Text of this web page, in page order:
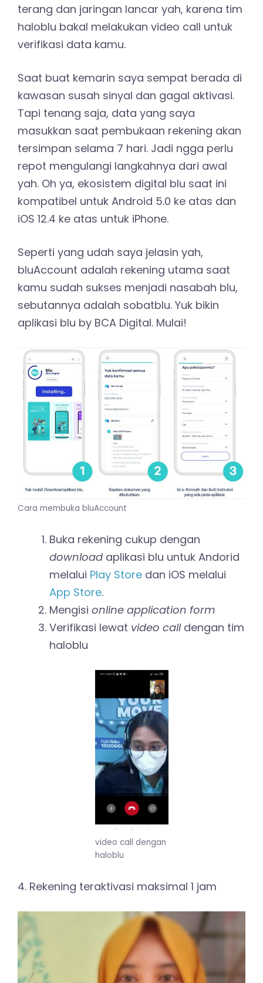
terang dan jaringan lancar yah, karena tim
haloblu bakal melakukan video call untuk
verifikasi data kamu.
Saat buat kemarin saya sempat berada di
kawasan susah sinyal dan gagal aktivasi.
Tapi tenang saja, data yang saya
masukkan saat pembukaan rekening akan
tersimpan selama 7 hari. Jadi ngga perlu
repot mengulangi langkahnya dari awal
yah. Oh ya, ekosistem digital blu saat ini
kompatibel untuk Android 5.0 ke atas dan
iOS 12.4 ke atas untuk iPhone.
Seperti yang udah saya jelasin yah,
bluAccount adalah rekening utama saat
kamu sudah sukses menjadi nasabah blu,
sebutannya adalah sobatblu. Yuk bikin
aplikasi blu by BCA Digital. Mulai!
Cara membuka bluAccount
Buka rekening cukup dengan
download aplikasi blu untuk Andorid
melalui Play Store dan iOS melalui
App Store.
Mengisi online application form
Verifikasi lewat video calldengan tim
haloblu
video call dengan
haloblu
4. Rekening teraktivasi maksimal 1 jam